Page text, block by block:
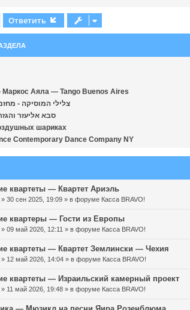
Ответить
Маркос Аяла — Tango Buenos Aires
צלילי המוסיקה -
סבא אליעזר
шариках
Contemporary Dance Company NY
квартеты — Квартет Ариэль
» 30 сен 2025, 19:09 » в форуме Касса BRAVO!
квартеры — Гости из Европы
» 09 май 2026, 12:11 » в форуме Касса BRAVO!
квартеты — Квартет Землински — Чехия
» 12 май 2026, 14:04 » в форуме Касса BRAVO!
квартеты — Израильский камерный проект
» 11 май 2026, 19:48 » в форуме Касса BRAVO!